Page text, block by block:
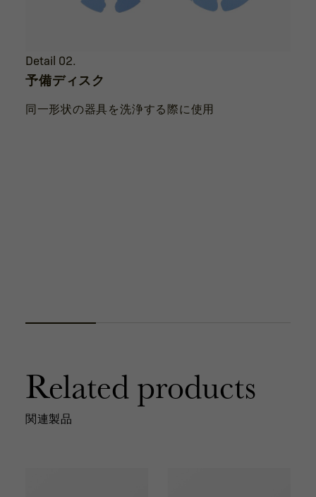
Detail 02.
予備ディスク
同一形状の器具を洗浄する際に使用
Related products
関連製品